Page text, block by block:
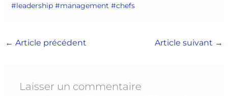
#leadership #management #chefs
← Article précédent Article suivant →
Laisser un commentaire